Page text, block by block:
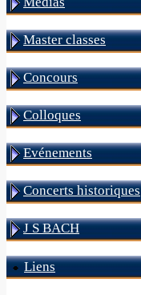
Master classes
Concours
Colloques
Evénements
Concerts historiques
J S BACH
Liens